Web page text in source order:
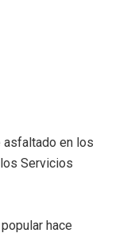
asfaltado en los
Servicios
hace